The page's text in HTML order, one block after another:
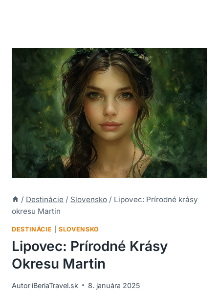
/ Destinácie / Slovensko / Lipovec: Prírodné krásy
okresu Martin
DESTINÁCIE |SLOVENSKO
Lipovec: Prírodné Krásy
Okresu Martin
Autor iBeriaTravel.sk 8. januára 2025